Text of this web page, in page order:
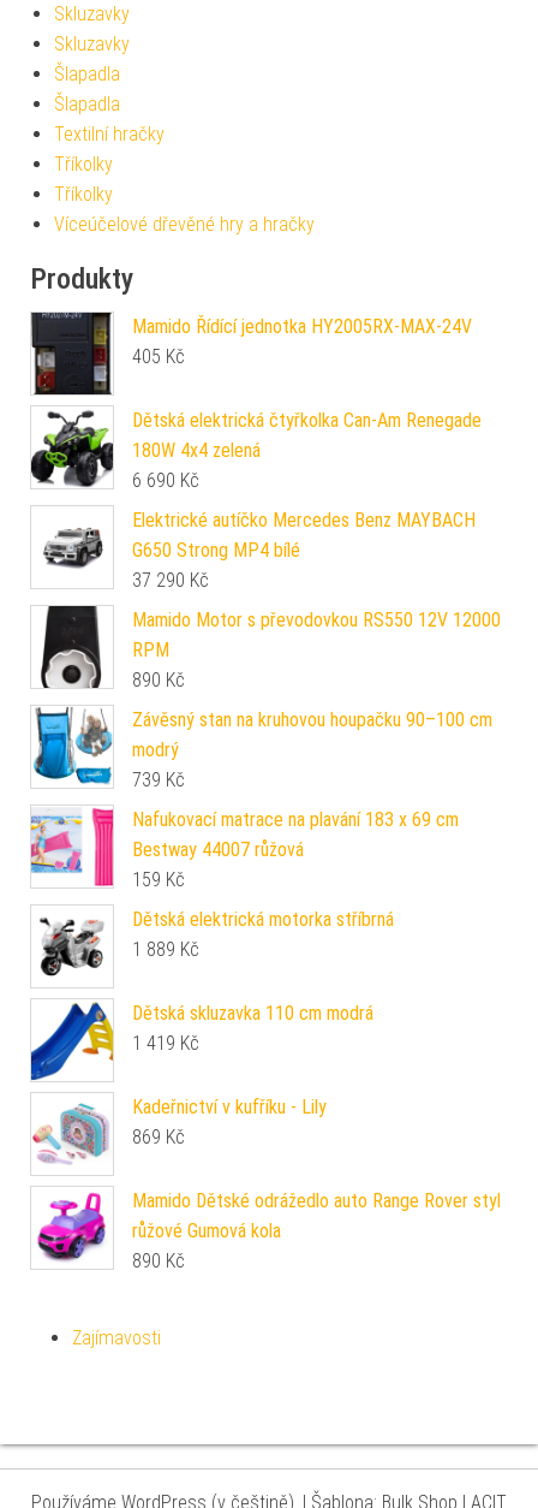
Skluzavky
Skluzavky
Šlapadla
Šlapadla
Textilní hračky
Tříkolky
Tříkolky
Víceúčelové dřevěné hry a hračky
Produkty
Mamido Řídící jednotka HY2005RX-MAX-24V
405 Kč
Dětská elektrická čtyřkolka Can-Am Renegade
180W 4x4 zelená
6 690 Kč
Elektrické autíčko Mercedes Benz MAYBACH
G650 Strong MP4 bílé
37 290 Kč
Mamido Motor s převodovkou RS550 12V 12000
RPM
890 Kč
Závěsný stan na kruhovou houpačku 90–100 cm
modrý
739 Kč
Nafukovací matrace na plavání 183 x 69 cm
Bestway 44007 růžová
159 Kč
Dětská elektrická motorka stříbrná
1 889 Kč
Dětská skluzavka 110 cm modrá
1 419 Kč
Kadeřnictví v kufříku - Lily
869 Kč
Mamido Dětské odrážedlo auto Range Rover styl
růžové Gumová kola
890 Kč
Zajímavosti
Používáme WordPress (v češtině). | Šablona: Bulk Shop | ACIT